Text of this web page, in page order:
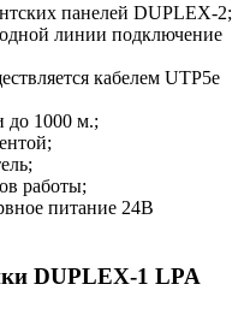
панелей DUPLEX-2;
линии подключение
кабелем UTP5е
до 1000 м.;
работы;
питание 24В
DUPLEX-1 LPA